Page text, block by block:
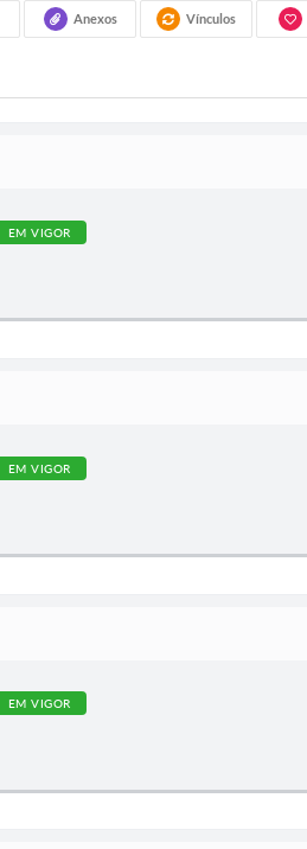
Anexos Vínculos
EM VIGOR
EM VIGOR
EM VIGOR